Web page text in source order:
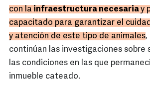
con la infraestructura necesariay
capacitado para garantizar el
y atención de este tipo de animales,
continúan las investigaciones sobre
las condiciones en las que
inmueble cateado.